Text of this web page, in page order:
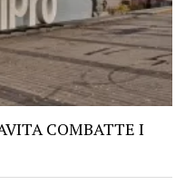
COMBATTE I